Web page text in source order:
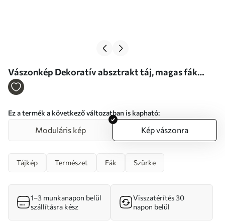
Vászonkép Dekoratív absztrakt táj, magas fák
sárga levelekkel, folyó és köd a háttérben Nr
Ez a termék a következő változatban is kapható:
Moduláris kép Kép vászonra
Tájkép Természet Fák Szürke
1–3 munkanapon belül
szállításra kész
Visszatérítés 30
napon belül